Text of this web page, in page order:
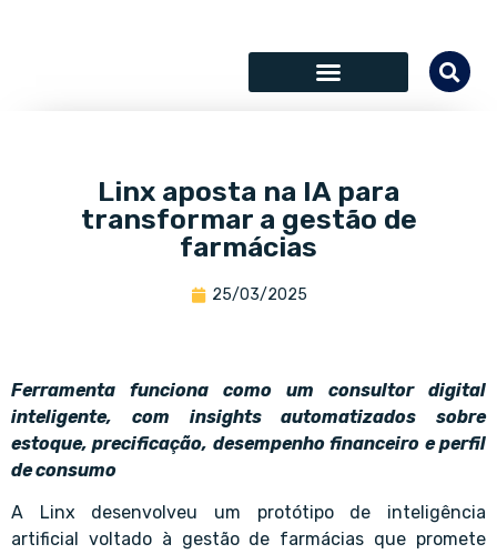
Linx aposta na IA para
transformar a gestão de
farmácias
25/03/2025
Ferramenta funciona como um consultor digital
inteligente, com insights automatizados sobre
estoque, precificação, desempenho financeiro e perfil
de consumo
A Linx desenvolveu um protótipo de inteligência
artificial voltado à gestão de farmácias que promete